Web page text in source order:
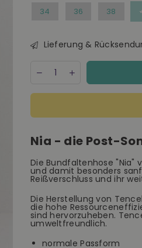
34 36 38
Lieferung &
Decrease
for
Palazzo
dunkelgrün
Increase
quantity
for
Palazzo
dunkelgrün
Nia - die Post-
Die Bundfaltenhose "Nia"
und damit besonders
Reißverschluss und ihr
Die Herstellung von
die hohe
sind hervorzuheben.
umweltfreundlich.
normale Passform